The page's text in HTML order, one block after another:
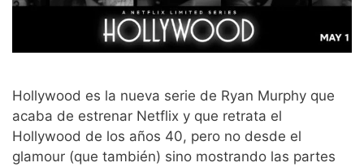
Hollywood es la nueva serie de Ryan Murphy que
acaba de estrenar Netflix y que retrata el
Hollywood de los años 40, pero no desde el
glamour (que también) sino mostrando las partes